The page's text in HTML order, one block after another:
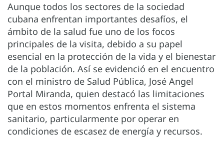
Aunque todos los sectores de la sociedad
cubana enfrentan importantes desafíos, el
ámbito de la salud fue uno de los focos
principales de la visita, debido a su papel
esencial en la protección de la vida y el bienestar
de la población. Así se evidenció en el encuentro
con el ministro de Salud Pública, José Angel
Portal Miranda, quien destacó las limitaciones
que en estos momentos enfrenta el sistema
sanitario, particularmente por operar en
condiciones de escasez de energía y recursos.